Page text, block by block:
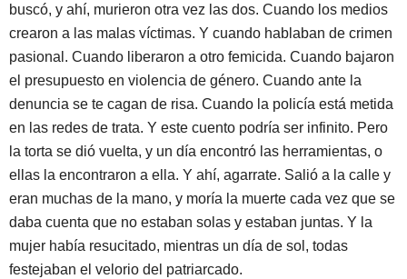
buscó, y ahí, murieron otra vez las dos. Cuando los medios
crearon a las malas víctimas. Y cuando hablaban de crimen
pasional. Cuando liberaron a otro femicida. Cuando bajaron
el presupuesto en violencia de género. Cuando ante la
denuncia se te cagan de risa. Cuando la policía está metida
en las redes de trata. Y este cuento podría ser infinito. Pero
la torta se dió vuelta, y un día encontró las herramientas, o
ellas la encontraron a ella. Y ahí, agarrate. Salió a la calle y
eran muchas de la mano, y moría la muerte cada vez que se
daba cuenta que no estaban solas y estaban juntas. Y la
mujer había resucitado, mientras un día de sol, todas
festejaban el velorio del patriarcado.